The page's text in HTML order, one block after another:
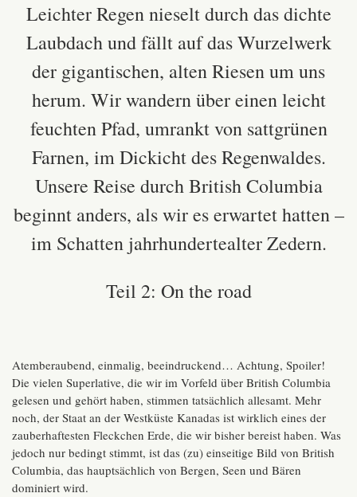
Leichter Regen nieselt durch das dichte
Laubdach und fällt auf das Wurzelwerk
der gigantischen, alten Riesen um uns
herum. Wir wandern über einen leicht
feuchten Pfad, umrankt von sattgrünen
Farnen, im Dickicht des Regenwaldes.
Unsere Reise durch British Columbia
beginnt anders, als wir es erwartet hatten –
im Schatten jahrhundertealter Zedern.
Teil 2: On the road
Atemberaubend, einmalig, beeindruckend… Achtung, Spoiler!
Die vielen Superlative, die wir im Vorfeld über British Columbia
gelesen und gehört haben, stimmen tatsächlich allesamt. Mehr
noch, der Staat an der Westküste Kanadas ist wirklich eines der
zauberhaftesten Fleckchen Erde, die wir bisher bereist haben. Was
jedoch nur bedingt stimmt, ist das (zu) einseitige Bild von British
Columbia, das hauptsächlich von Bergen, Seen und Bären
dominiert wird.